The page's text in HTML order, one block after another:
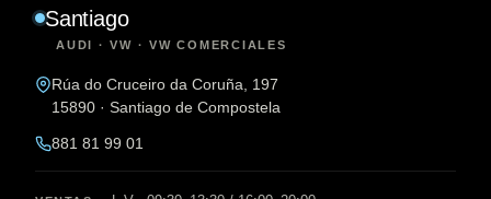
Santiago
AUDI · VW · VW COMERCIALES
Rúa do Cruceiro da Coruña, 197
15890 · Santiago de Compostela
881 81 99 01